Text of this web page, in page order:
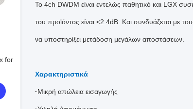
for
Το 4ch DWDM είναι εντελώς παθητικό και LGX
του προϊόντος είναι <2.4dB. Και συνδυάζεται με
να υποστηρίξει μετάδοση μεγάλων αποστάσεων.
Χαρακτηριστικά
·Μικρή απώλεια εισαγωγής